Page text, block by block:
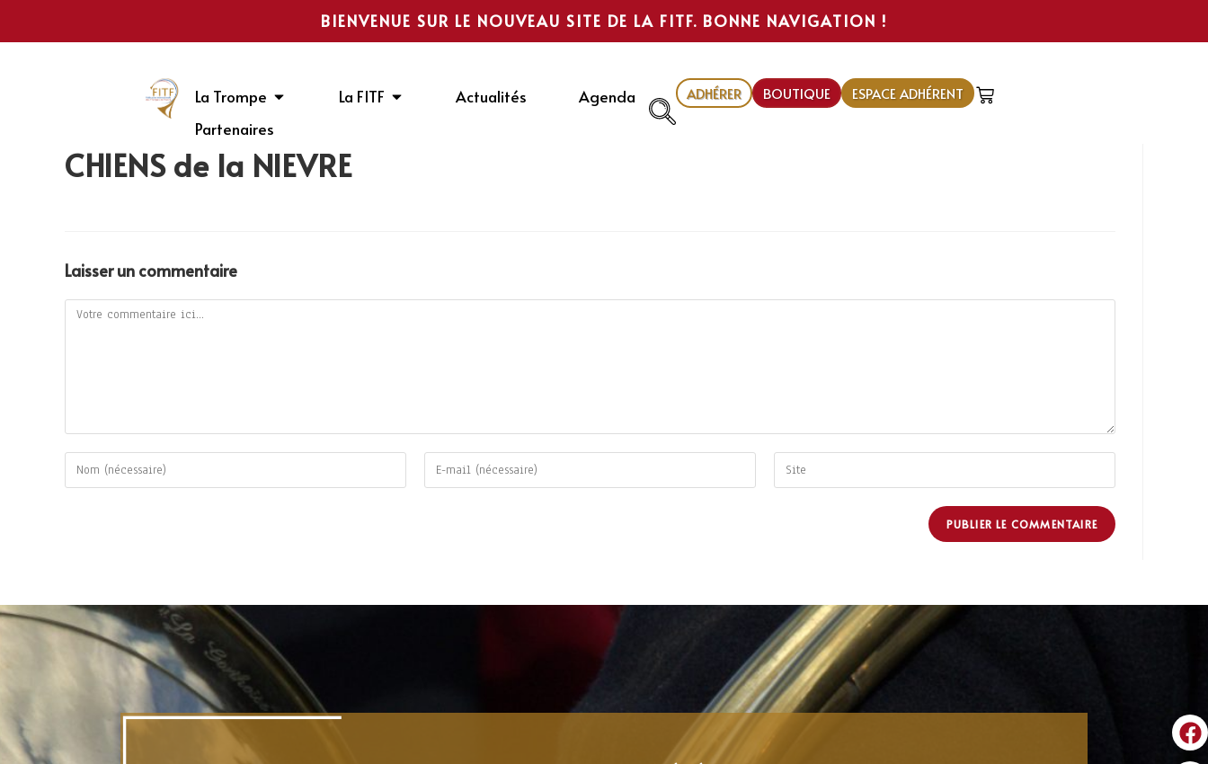
BIENVENUE SUR LE NOUVEAU SITE DE LA FITF. BONNE NAVIGATION !
La Trompe La FITF Actualités
Agenda
Partenaires
ADHÉRER BOUTIQUE ESPACE ADHÉRENT
CHIENS de la NIÈVRE
Laisser un commentaire